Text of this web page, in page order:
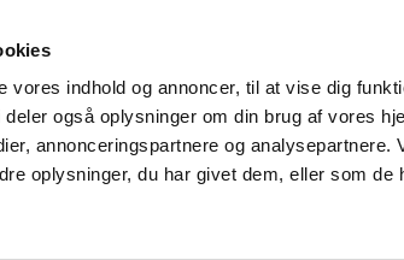
vores indhold og annoncer, til at vise dig
også oplysninger om din brug af vores
annonceringspartnere og analysepartnere.
oplysninger, du har givet dem, eller som de
Nyheder Om os
Tilskud og
Apoteker og